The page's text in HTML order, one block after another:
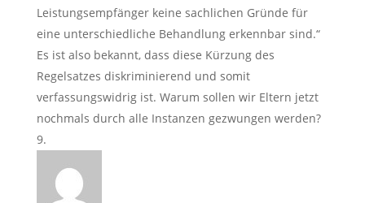
Leistungsempfänger keine sachlichen Gründe für
eine unterschiedliche Behandlung erkennbar sind.“
Es ist also bekannt, dass diese Kürzung des
Regelsatzes diskriminierend und somit
verfassungswidrig ist. Warum sollen wir Eltern jetzt
nochmals durch alle Instanzen gezwungen werden?